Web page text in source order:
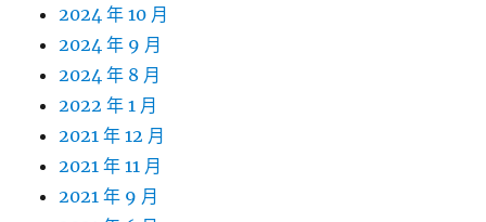
2024 年 10 月
2024 年 9 月
2024 年 8 月
2022 年 1 月
2021 年 12 月
2021 年 11 月
2021 年 9 月